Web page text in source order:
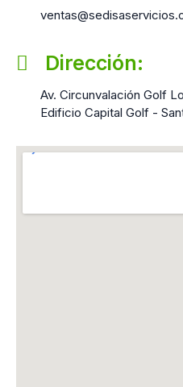
Dirección:
Av. Circunvalación Golf
Edificio Capital Golf -